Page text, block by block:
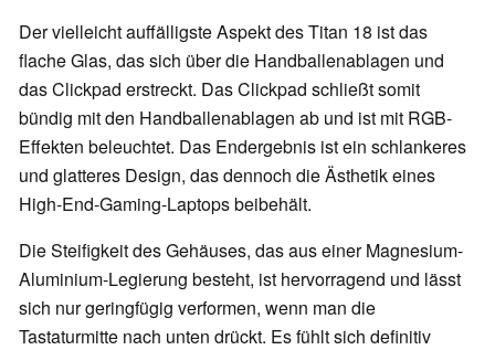
Der vielleicht auffälligste Aspekt des Titan 18 ist das
flache Glas, das sich über die Handballenablagen und
das Clickpad erstreckt. Das Clickpad schließt somit
bündig mit den Handballenablagen ab und ist mit RGB-
Effekten beleuchtet. Das Endergebnis ist ein schlankeres
und glatteres Design, das dennoch die Ästhetik eines
High-End-Gaming-Laptops beibehält.
Die Steifigkeit des Gehäuses, das aus einer Magnesium-
Aluminium-Legierung besteht, ist hervorragend und lässt
sich nur geringfügig verformen, wenn man die
Tastaturmitte nach unten drückt. Es fühlt sich definitiv